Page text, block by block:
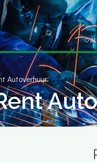
Autoverhuur